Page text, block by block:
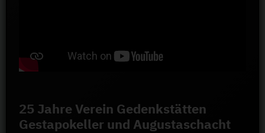
25 Jahre Verein Gedenkstätten
Gestapokeller und Augustaschacht